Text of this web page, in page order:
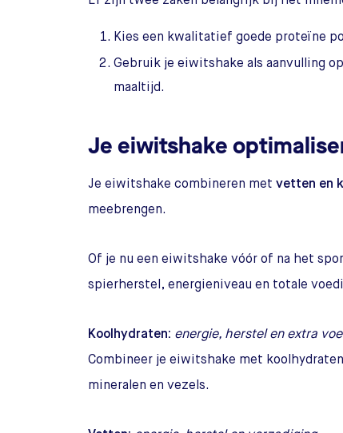
Kies een kwalitatief goede proteïne
Gebruik je eiwitshake als aanvulling
maaltijd.
Je eiwitshake
Je eiwitshake combineren met vetten en
meebrengen.
Of je nu een eiwitshake vóór of na het
spierherstel, energieniveau en totale
Koolhydraten: energie, herstel en extra
Combineer je eiwitshake met
mineralen en vezels.